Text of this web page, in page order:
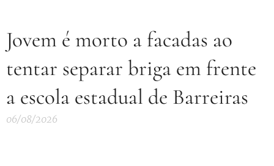
Jovem é morto a facadas ao
tentar separar briga em frente
a escola estadual de Barreiras
06/08/2026